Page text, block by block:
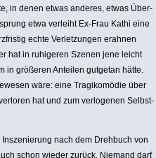
in denen etwas anderes, etwas Über­
etwa verleiht Ex-Frau Kathi eine
echte Verlet­zungen erahnen
hat in ruhigeren Szenen jene leicht
in größeren Anteilen gutgetan hätte.
wäre: eine Tragi­komödie über
hat und zum verlo­genen Selbst­
nach dem Drehbuch von
schon wieder zurück. Niemand darf